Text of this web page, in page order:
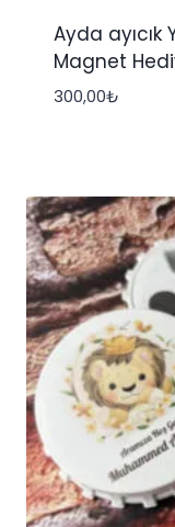
Ayda
Magnet
300,00₺